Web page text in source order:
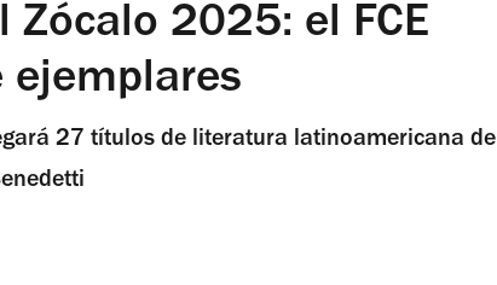
Zócalo 2025: el FCE
ejemplares
27 títulos de literatura latinoamericana de